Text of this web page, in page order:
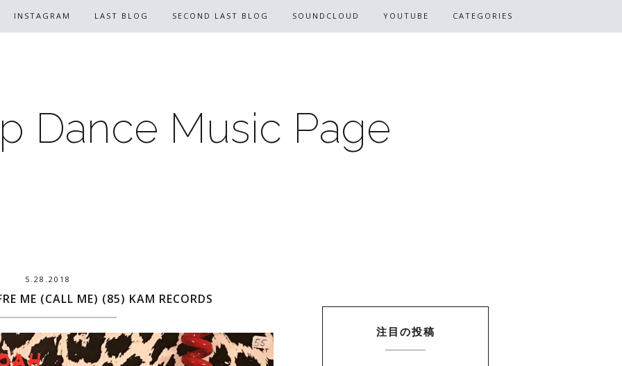
Dance Music Page
INSTAGRAM LAST BLOG SECOND LAST BLOG SOUNDCLOUD YOUTUBE CATEGORIES
5.28.2018
ME (CALL ME) (85) KAM RECORDS
注目の投稿